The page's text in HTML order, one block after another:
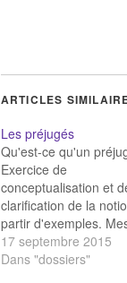
ARTICLES
Les préjugés
Qu'est-ce qu'un
Exercice de
conceptualisation et
clarification de la
partir d'exemples.
vos préjugés !
de Harvard propose
17 septembre 2015
Dans "dossiers"